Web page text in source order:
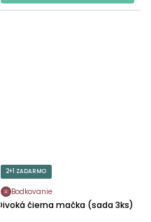
2+1 ZADARMO
Bodkovanie
Divoká čierna mačka (sada 3ks)